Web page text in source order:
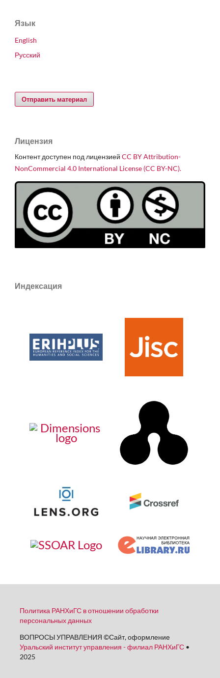
Язык
English
Русский
Отправить материал
Лицензия
Контент доступен под лицензией CC BY Attribution-
NonCommercial 4.0 International License (CC BY-NC).
Индексация
Политика РАНХиГС в отношении обработки
персональных данных
ВОПРОСЫ УПРАВЛЕНИЯ ©Сайт, оформление
Уральский институт управления - филиал РАНХиГС•
2025